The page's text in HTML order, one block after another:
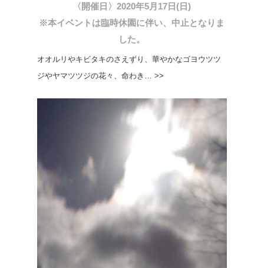
〈開催日〉2020年5月17日(日)
※本イベントは臨時休園に伴い、中止となりま
した。
オオルリやキビタキのさえずり、華やかなゴヨウツツ
ジやヤマツツジの花々、命わき… >>